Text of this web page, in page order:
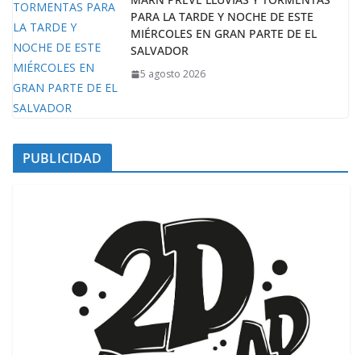
PARA LA TARDE Y NOCHE DE ESTE
MIÉRCOLES EN GRAN PARTE DE EL
SALVADOR
5 agosto 2026
PUBLICIDAD